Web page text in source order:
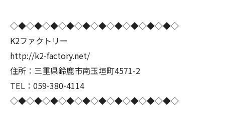
◇◆◇◆◇◆◇◆◇◆◇◆◇◆◇◆◇◆◇◆◇
K2ファクトリー
http://k2-factory.net/
住所：三重県鈴鹿市南玉垣町4571-2
TEL：059-380-4114
◇◆◇◆◇◆◇◆◇◆◇◆◇◆◇◆◇◆◇◆◇